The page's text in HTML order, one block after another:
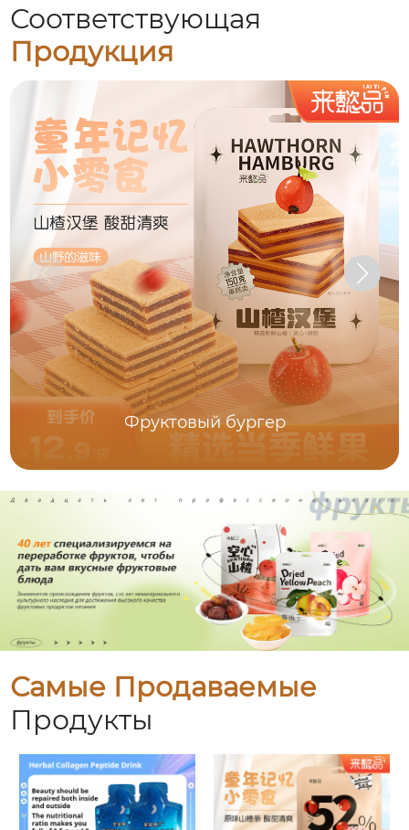
Соответствующая
Продукция
Фруктовый бургер
Самые Продаваемые
Продукты